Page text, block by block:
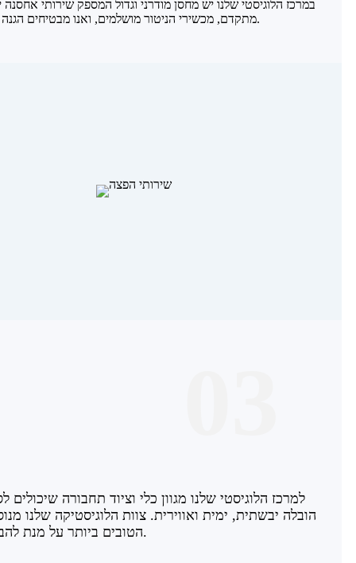
במרכז הלוגיסטי שלנו יש מחסן מודרני וגדול המספק שירותי
מתקדם, מכשירי הניטור מושלמים, ואנו מבטיחים הגנה מרבית על סחורות הלקוחות כדי להבטיח אחסון בטוח.
למרכז הלוגיסטי שלנו מגוון כלי וציוד תחבורה
הובלה יבשתית, ימית ואווירית. צוות הלוגיסטיקה שלנו
הטובים ביותר על מנת להבטיח אספקה ​​בטוחה ומהירה של סחורות ליעדן.